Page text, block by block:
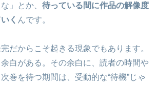
」とか、 待っている間に作品の解像度
く んです。
だからこそ起きる現象でもあります。
白がある。その余白に、読者の時間や
巻を待つ期間は、受動的な“待機”じゃ